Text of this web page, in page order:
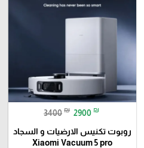
3400 ₪ 2900 ₪
روبوت تكنيس الارضيات و السجاد
Xiaomi Vacuum 5 pro